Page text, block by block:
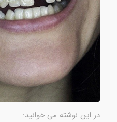
در این نوشته می خوانید: